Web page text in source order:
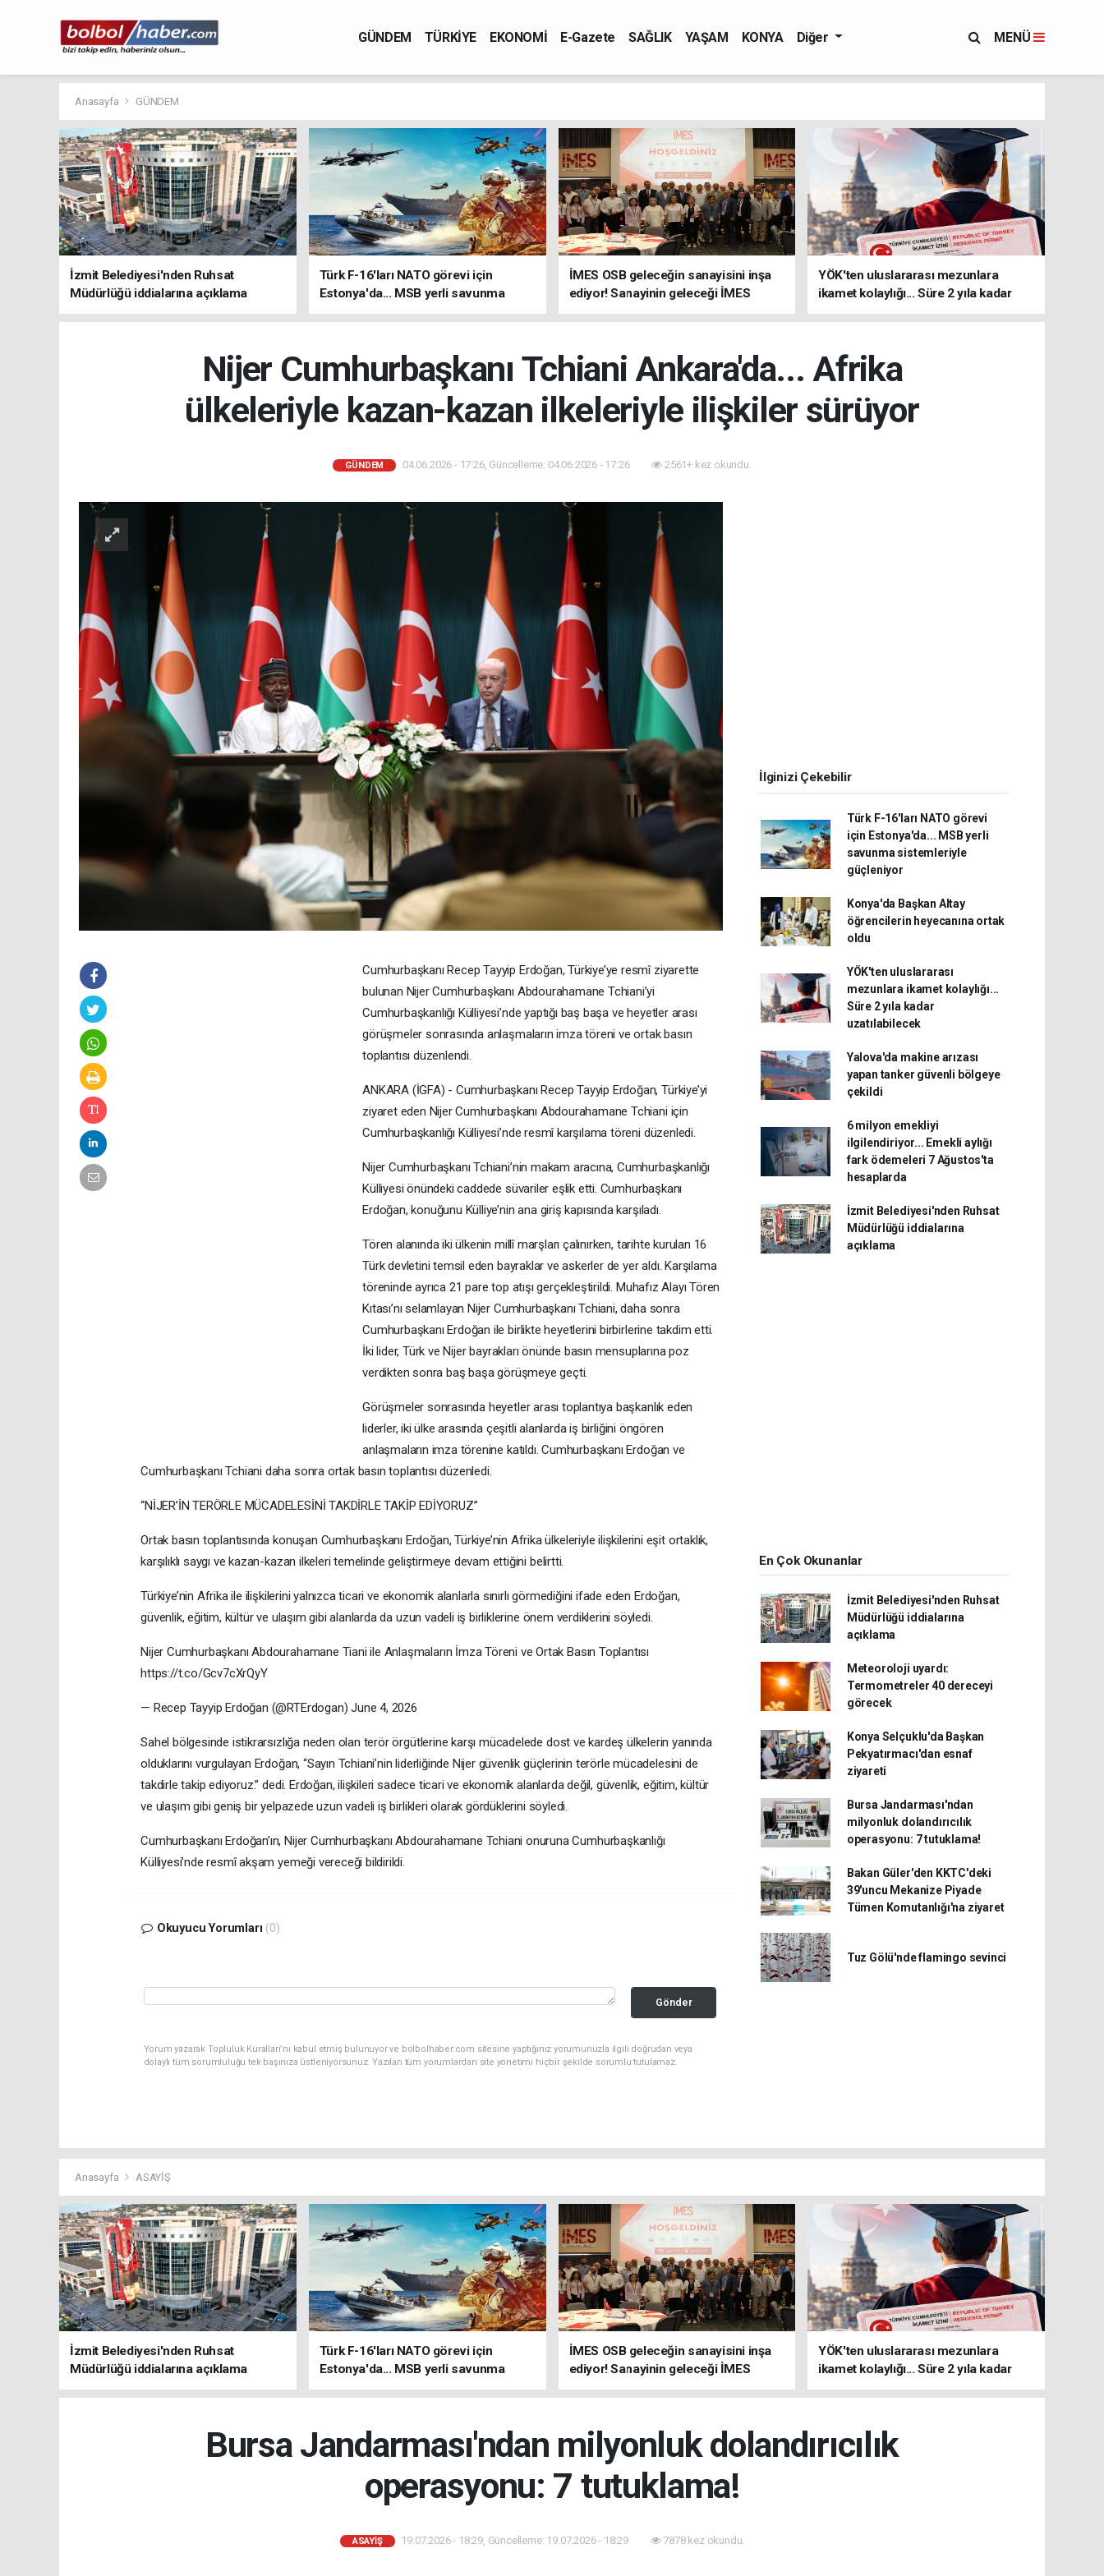
GÜNDEM TÜRKİYE EKONOMİ E-Gazete SAĞLIK YAŞAM KONYA Diğer MENÜ
Anasayfa GÜNDEM
İzmit Belediyesi'nden Ruhsat
Müdürlüğü iddialarına açıklama
Türk F-16'ları NATO görevi için
Estonya'da... MSB yerli savunma
sistemleriyle güçleniyor
İMES OSB geleceğin sanayisini inşa
ediyor! Sanayinin geleceği İMES
OSB'de konuşuldu
YÖK'ten uluslararası mezunlara
ikamet kolaylığı... Süre 2 yıla kadar
uzatılabilecek
Nijer Cumhurbaşkanı Tchiani Ankara'da... Afrika
ülkeleriyle kazan-kazan ilkeleriyle ilişkiler sürüyor
GÜNDEM 04.06.2026 - 17:26, Güncelleme: 04.06.2026 - 17:26 2561+ kez okundu.
Cumhurbaşkanı Recep Tayyip Erdoğan, Türkiye’ye resmî ziyarette
bulunan Nijer Cumhurbaşkanı Abdourahamane Tchiani’yi
Cumhurbaşkanlığı Külliyesi’nde yaptığı baş başa ve heyetler arası
görüşmeler sonrasında anlaşmaların imza töreni ve ortak basın
toplantısı düzenlendi.
ANKARA (İGFA) - Cumhurbaşkanı Recep Tayyip Erdoğan, Türkiye’yi
ziyaret eden Nijer Cumhurbaşkanı Abdourahamane Tchiani için
Cumhurbaşkanlığı Külliyesi’nde resmî karşılama töreni düzenledi.
Nijer Cumhurbaşkanı Tchiani’nin makam aracına, Cumhurbaşkanlığı
Külliyesi önündeki caddede süvariler eşlik etti. Cumhurbaşkanı
Erdoğan, konuğunu Külliye’nin ana giriş kapısında karşıladı.
Tören alanında iki ülkenin millî marşları çalınırken, tarihte kurulan 16
Türk devletini temsil eden bayraklar ve askerler de yer aldı. Karşılama
töreninde ayrıca 21 pare top atışı gerçekleştirildi. Muhafız Alayı Tören
Kıtası’nı selamlayan Nijer Cumhurbaşkanı Tchiani, daha sonra
Cumhurbaşkanı Erdoğan ile birlikte heyetlerini birbirlerine takdim etti.
İki lider, Türk ve Nijer bayrakları önünde basın mensuplarına poz
verdikten sonra baş başa görüşmeye geçti.
Görüşmeler sonrasında heyetler arası toplantıya başkanlık eden
liderler, iki ülke arasında çeşitli alanlarda iş birliğini öngören
anlaşmaların imza törenine katıldı. Cumhurbaşkanı Erdoğan ve
Cumhurbaşkanı Tchiani daha sonra ortak basın toplantısı düzenledi.
“NİJER’İN TERÖRLE MÜCADELESİNİ TAKDİRLE TAKİP EDİYORUZ”
Ortak basın toplantısında konuşan Cumhurbaşkanı Erdoğan, Türkiye’nin Afrika ülkeleriyle ilişkilerini eşit ortaklık,
karşılıklı saygı ve kazan-kazan ilkeleri temelinde geliştirmeye devam ettiğini belirtti.
Türkiye’nin Afrika ile ilişkilerini yalnızca ticari ve ekonomik alanlarla sınırlı görmediğini ifade eden Erdoğan,
güvenlik, eğitim, kültür ve ulaşım gibi alanlarda da uzun vadeli iş birliklerine önem verdiklerini söyledi.
Nijer Cumhurbaşkanı Abdourahamane Tiani ile Anlaşmaların İmza Töreni ve Ortak Basın Toplantısı
https://t.co/Gcv7cXrQyY
— Recep Tayyip Erdoğan (@RTErdogan) June 4, 2026
Sahel bölgesinde istikrarsızlığa neden olan terör örgütlerine karşı mücadelede dost ve kardeş ülkelerin yanında
olduklarını vurgulayan Erdoğan, “Sayın Tchiani’nin liderliğinde Nijer güvenlik güçlerinin terörle mücadelesini de
takdirle takip ediyoruz.” dedi. Erdoğan, ilişkileri sadece ticari ve ekonomik alanlarda değil, güvenlik, eğitim, kültür
ve ulaşım gibi geniş bir yelpazede uzun vadeli iş birlikleri olarak gördüklerini söyledi.
Cumhurbaşkanı Erdoğan’ın, Nijer Cumhurbaşkanı Abdourahamane Tchiani onuruna Cumhurbaşkanlığı
Külliyesi’nde resmî akşam yemeği vereceği bildirildi.
Okuyucu Yorumları (0)
Gönder
Yorum yazarak Topluluk Kuralları’nı kabul etmiş bulunuyor ve bolbolhaber.com sitesine yaptığınız yorumunuzla ilgili doğrudan veya
dolaylı tüm sorumluluğu tek başınıza üstleniyorsunuz. Yazılan tüm yorumlardan site yönetimi hiçbir şekilde sorumlu tutulamaz.
İlginizi Çekebilir
Türk F-16'ları NATO görevi
için Estonya'da... MSB yerli
savunma sistemleriyle
güçleniyor
Konya'da Başkan Altay
öğrencilerin heyecanına ortak
oldu
YÖK'ten uluslararası
mezunlara ikamet kolaylığı...
Süre 2 yıla kadar
uzatılabilecek
Yalova'da makine arızası
yapan tanker güvenli bölgeye
çekildi
6 milyon emekliyi
ilgilendiriyor... Emekli aylığı
fark ödemeleri 7 Ağustos'ta
hesaplarda
İzmit Belediyesi'nden Ruhsat
Müdürlüğü iddialarına
açıklama
En Çok Okunanlar
İzmit Belediyesi'nden Ruhsat
Müdürlüğü iddialarına
açıklama
Meteoroloji uyardı:
Termometreler 40 dereceyi
görecek
Konya Selçuklu'da Başkan
Pekyatırmacı'dan esnaf
ziyareti
Bursa Jandarması'ndan
milyonluk dolandırıcılık
operasyonu: 7 tutuklama!
Bakan Güler'den KKTC'deki
39'uncu Mekanize Piyade
Tümen Komutanlığı'na ziyaret
Tuz Gölü'nde flamingo sevinci
Anasayfa ASAYİŞ
İzmit Belediyesi'nden Ruhsat
Müdürlüğü iddialarına açıklama
Türk F-16'ları NATO görevi için
Estonya'da... MSB yerli savunma
sistemleriyle güçleniyor
İMES OSB geleceğin sanayisini inşa
ediyor! Sanayinin geleceği İMES
OSB'de konuşuldu
YÖK'ten uluslararası mezunlara
ikamet kolaylığı... Süre 2 yıla kadar
uzatılabilecek
Bursa Jandarması'ndan milyonluk dolandırıcılık
operasyonu: 7 tutuklama!
ASAYİŞ 19.07.2026 - 18:29, Güncelleme: 19.07.2026 - 18:29 7878 kez okundu.